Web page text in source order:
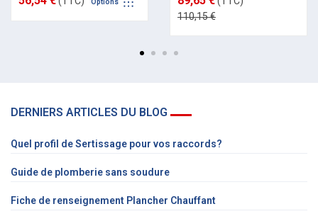
110,15 €
DERNIERS ARTICLES DU BLOG
Quel profil de Sertissage pour vos raccords?
Guide de plomberie sans soudure
Fiche de renseignement Plancher Chauffant